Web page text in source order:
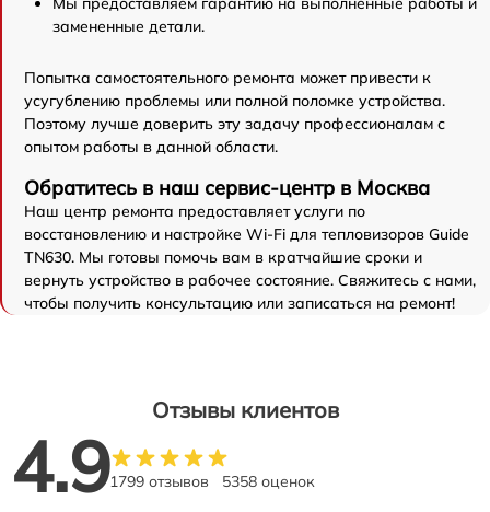
замененные детали.
Попытка самостоятельного ремонта может привести к
усугублению проблемы или полной поломке устройства.
Поэтому лучше доверить эту задачу профессионалам с
опытом работы в данной области.
Обратитесь в наш сервис-центр в Москва
Наш центр ремонта предоставляет услуги по
восстановлению и настройке Wi-Fi для тепловизоров Guide
TN630. Мы готовы помочь вам в кратчайшие сроки и
вернуть устройство в рабочее состояние. Свяжитесь с нами,
чтобы получить консультацию или записаться на ремонт!
Отзывы клиентов
4.91799 отзывов 5358 оценок